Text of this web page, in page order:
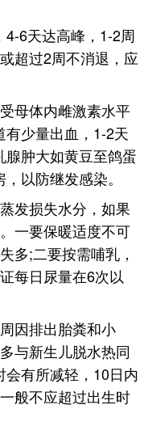
6天达高峰，1-2周
超过2周不消退，应
母体内雌激素水平
少量出血，1-2天
肿大如黄豆至鸽蛋
以防继发感染。
发损失水分，如果
一要保暖适度不可
多;二要按需哺乳，
每日尿量在6次以
因排出胎粪和小
与新生儿脱水热同
有所减轻，10日内
般不应超过出生时